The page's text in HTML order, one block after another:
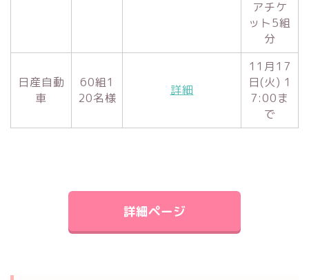
アチケ
ット5組
分
日産自動
車
60組1
20名様
詳細
11月17
日(火) 1
7:00ま
で
詳細ページ